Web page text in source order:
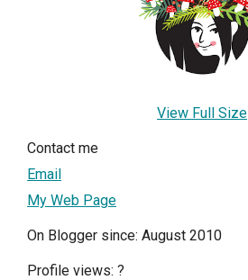
View Full Size
Contact me
Email
My Web Page
On Blogger since: August 2010
Profile views: ?